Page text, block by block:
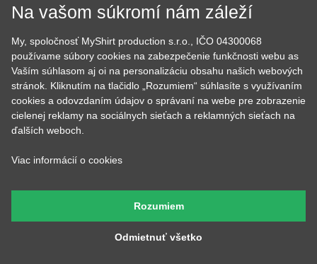
Hudobné
Kvetiny
Láska
Významné dni
MyShirt
SOCIÁLNE SIETE
Na vašom súkromí nám záleží
My, spoločnosť MyShirt production s.r.o., IČO 04300068
používame súbory cookies na zabezpečenie funkčnosti webu as
Vaším súhlasom aj oi na personalizáciu obsahu našich webových
stránok. Kliknutím na tlačidlo „Rozumiem“ súhlasíte s využívaním
cookies a odovzdaním údajov o správaní na webe pre zobrazenie
cielenej reklamy na sociálnych sieťach a reklamných sieťach na
ďalších weboch.
Viac informácií o cookies
Odmietnuť všetko
Rozumiem